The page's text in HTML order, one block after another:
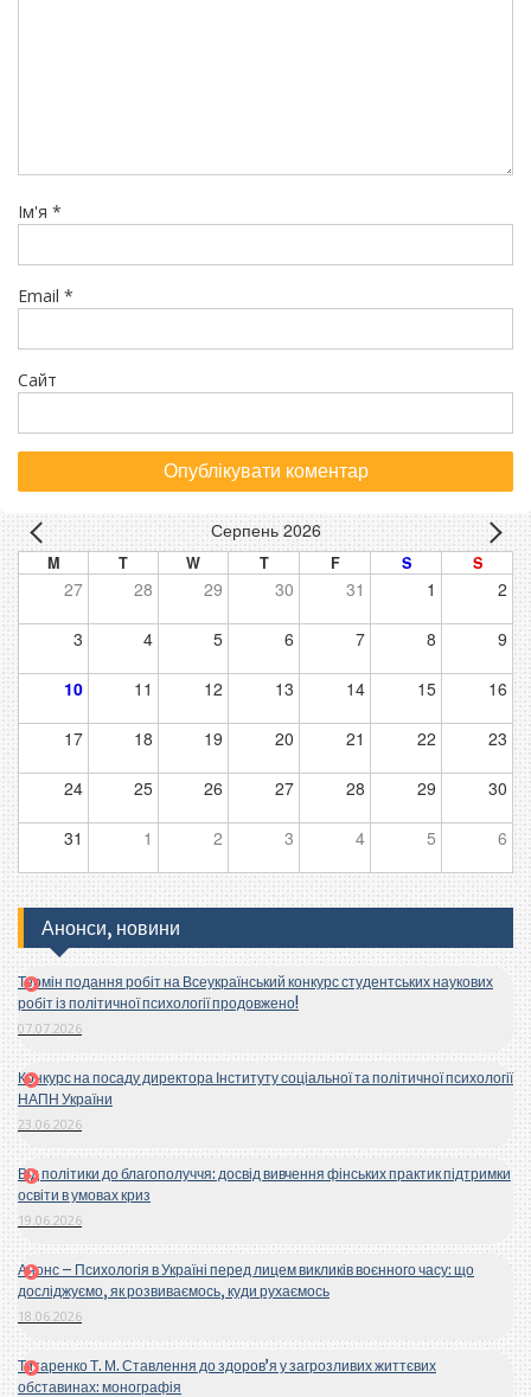
Ім'я *
Email *
Сайт
Серпень 2026
M T W T F S S
27 28 29 30 31 1 2
3 4 5 6 7 8 9
10 11 12 13 14 15 16
17 18 19 20 21 22 23
24 25 26 27 28 29 30
31 1 2 3 4 5 6
Анонси, новини
Термін подання робіт на Всеукраїнський конкурс студентських наукових
робіт із політичної психології продовжено!
07.07.2026
Конкурс на посаду директора Інституту соціальної та політичної психології
НАПН України
23.06.2026
Від політики до благополуччя: досвід вивчення фінських практик підтримки
освіти в умовах криз
19.06.2026
Анонс – Психологія в Україні перед лицем викликів воєнного часу: що
досліджуємо, як розвиваємось, куди рухаємось
18.06.2026
Титаренко Т. М. Ставлення до здоров’я у загрозливих життєвих
обставинах: монографія